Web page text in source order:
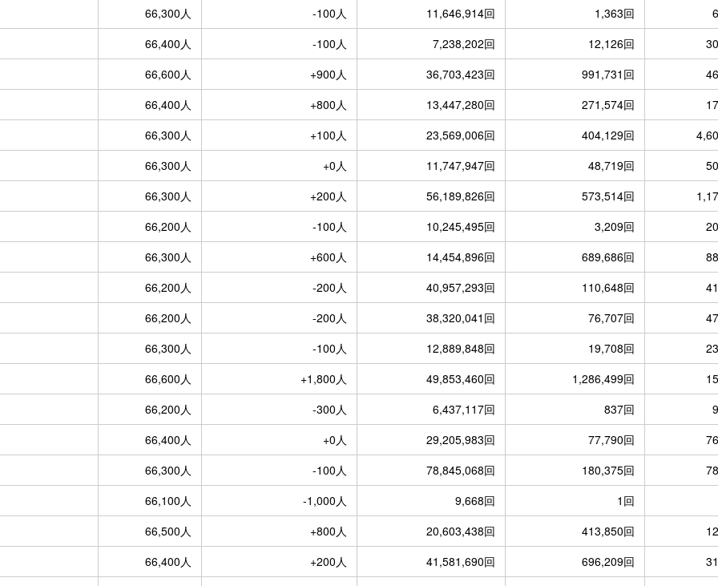
66,300人
-100人 11,646,914回 1,363回
66,400人
-100人 7,238,202回 12,126回
66,600人
+900人 36,703,423回 991,731回
66,400人
+800人 13,447,280回 271,574回
66,300人
+100人 23,569,006回 404,129回
66,300人
+0人 11,747,947回 48,719回
66,300人
+200人 56,189,826回 573,514回
66,200人
-100人 10,245,495回 3,209回
66,300人
+600人 14,454,896回 689,686回
66,200人
-200人 40,957,293回 110,648回
66,200人
-200人 38,320,041回 76,707回
66,300人
-100人 12,889,848回 19,708回
66,600人
+1,800人 49,853,460回 1,286,499回
66,200人
-300人 6,437,117回 837回
66,400人
+0人 29,205,983回 77,790回
66,300人
-100人 78,845,068回 180,375回
66,100人
-1,000人 9,668回
1回
66,500人
+800人 20,603,438回 413,850回
66,400人
+200人 41,581,690回 696,209回